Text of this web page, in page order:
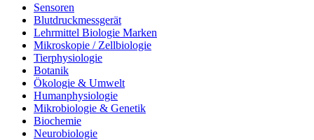
Sensoren
Blutdruckmessgerät
Lehrmittel Biologie Marken
Mikroskopie / Zellbiologie
Tierphysiologie
Botanik
Ökologie & Umwelt
Humanphysiologie
Mikrobiologie & Genetik
Biochemie
Neurobiologie